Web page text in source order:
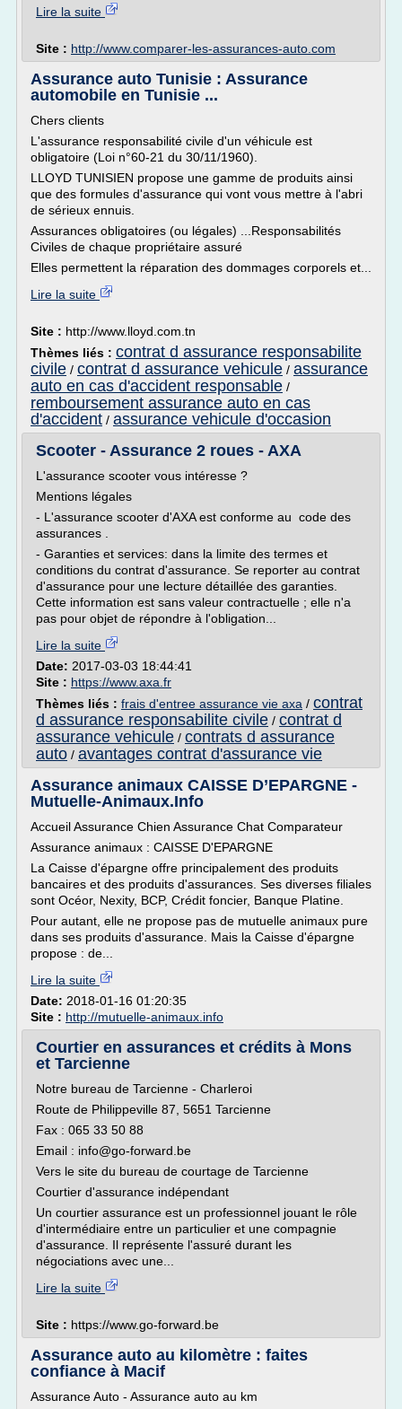
Lire la suite
Site : http://www.comparer-les-assurances-auto.com
Assurance auto Tunisie : Assurance
automobile en Tunisie ...
Chers clients
L'assurance responsabilité civile d'un véhicule est
obligatoire (Loi n°60-21 du 30/11/1960).
LLOYD TUNISIEN propose une gamme de produits ainsi
que des formules d'assurance qui vont vous mettre à l'abri
de sérieux ennuis.
Assurances obligatoires (ou légales) ...Responsabilités
Civiles de chaque propriétaire assuré
Elles permettent la réparation des dommages corporels et...
Lire la suite
Site : http://www.lloyd.com.tn
Thèmes liés : contrat d assurance responsabilite
civile / contrat d assurance vehicule / assurance
auto en cas d'accident responsable /
remboursement assurance auto en cas
d'accident / assurance vehicule d'occasion
Scooter - Assurance 2 roues - AXA
L'assurance scooter vous intéresse ?
Mentions légales
- L'assurance scooter d'AXA est conforme au code des
assurances .
- Garanties et services: dans la limite des termes et
conditions du contrat d'assurance. Se reporter au contrat
d'assurance pour une lecture détaillée des garanties.
Cette information est sans valeur contractuelle ; elle n'a
pas pour objet de répondre à l'obligation...
Lire la suite
Date: 2017-03-03 18:44:41
Site : https://www.axa.fr
Thèmes liés : frais d'entree assurance vie axa / contrat
d assurance responsabilite civile / contrat d
assurance vehicule / contrats d assurance
auto / avantages contrat d'assurance vie
Assurance animaux CAISSE D’EPARGNE -
Mutuelle-Animaux.Info
Accueil Assurance Chien Assurance Chat Comparateur
Assurance animaux : CAISSE D'EPARGNE
La Caisse d'épargne offre principalement des produits
bancaires et des produits d'assurances. Ses diverses filiales
sont Océor, Nexity, BCP, Crédit foncier, Banque Platine.
Pour autant, elle ne propose pas de mutuelle animaux pure
dans ses produits d'assurance. Mais la Caisse d'épargne
propose : de...
Lire la suite
Date: 2018-01-16 01:20:35
Site : http://mutuelle-animaux.info
Courtier en assurances et crédits à Mons
et Tarcienne
Notre bureau de Tarcienne - Charleroi
Route de Philippeville 87, 5651 Tarcienne
Fax : 065 33 50 88
Email : info@go-forward.be
Vers le site du bureau de courtage de Tarcienne
Courtier d'assurance indépendant
Un courtier assurance est un professionnel jouant le rôle
d'intermédiaire entre un particulier et une compagnie
d'assurance. Il représente l'assuré durant les
négociations avec une...
Lire la suite
Site : https://www.go-forward.be
Assurance auto au kilomètre : faites
confiance à Macif
Assurance Auto - Assurance auto au km